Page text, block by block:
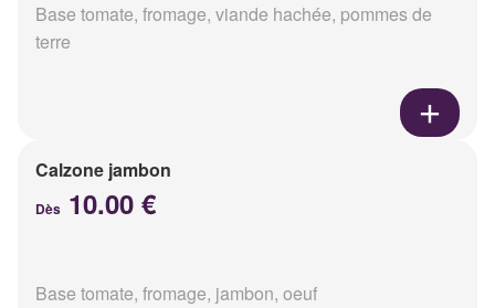
Base tomate, fromage, viande hachée, pommes de
terre
Calzone jambon
Dès 10.00 €
Base tomate, fromage, jambon, oeuf